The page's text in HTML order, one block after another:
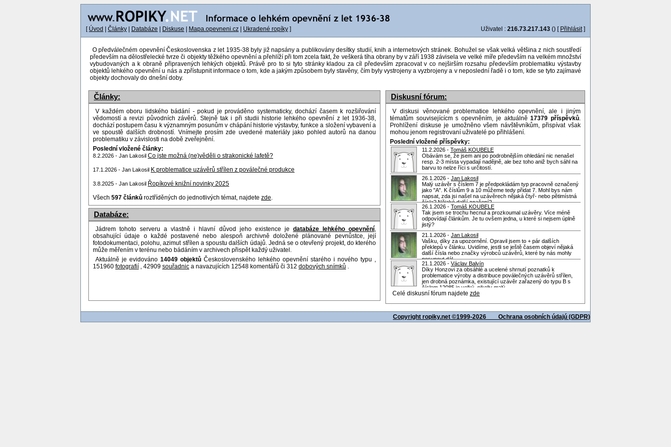
[ Úvod Články Databáze Diskuse Mapa.opevneni.cz Ukradené ropíky ] Uživatel : 216.73.217.143 () [ Přihlásit]
O předválečném opevnění Československa z let 1935-38 byly již napsány a publikovány desítky studií, knih a internetových stránek. Bohužel se však velká většina z nich soustředí
především na dělostřelecké tvrze či objekty těžkého opevnění a přehlíží při tom zcela fakt, že veškerá tíha obrany by v září 1938 závisela ve velké míře především na velkém množství
vybudovaných a k obraně připravených lehkých objektů. Právě pro to si tyto stránky kladou za cíl především zpracovat v co nejširším rozsahu především problematiku výstavby
objektů lehkého opevnění u nás a zpřístupnit informace o tom, kde a jakým způsobem byly stavěny, čím byly vystrojeny a vyzbrojeny a v neposlední řadě i o tom, kde se tyto zajímavé
objekty dochovaly do dnešní doby.
Diskusní fórum:
V diskusi věnované problematice lehkého opevnění, ale i jiným
tématům souvisejícícm s opevněním, je aktuálně17379 příspěvků.
Prohlížení diskuse je umožněno všem návštěvníkům, přispívat však
mohou jenom registrovaní uživatelé po přihlášení.
Poslední vložené příspěvky:
11.2.2026 - Tomáš KOUBELE
Obávám se, že jsem ani po podrobnějším ohledání nic nenašel
resp. 2-3 místa vypadají nadějně, ale bez toho aniž bych sáhl na
barvu to nelze říci s určitostí.
26.1.2026 - Jan Lakosil
Malý uzávěr s číslem 7 je předpokládám typ pracovně označený
jako "A". K číslům 9 a 10 můžeme tedy přidat 7. Mohl bys nám
napsat, zda jsi našel na uzávěrech nějaká čtyř- nebo pětimístná
čísla? Nějaké další značení?
26.1.2026 - Tomáš KOUBELE
Tak jsem se trochu hecnul a prozkoumal uzávěry. Více méně
odpovídají článkům. Je tu ovšem jedna, u které si nejsem úplně
jistý?
21.1.2026 - Jan Lakosil
Vašku, díky za upozornění. Opravil jsem to + pár dalších
překlepů v článku. Uvidíme, jestli se ještě časem objeví nějaká
další čísla nebo značky výrobců uzávěrů, které by nás mohly
posunout dál.
21.1.2026 - Václav Balvín
Díky Honzovi za obsáhlé a ucelené shrnutí poznatků k
problematice výroby a distribuce poválečných uzávěrů střílen,
jen drobná poznámka, existující uzávěr zařazený do typu B s
číslem 12085 je velký, nikoliv malý.
Celé diskusní fórum najdete zde
Články:
V každém oboru lidského bádání - pokud je prováděno systematicky, dochází časem k rozšiřování
vědomostí a revizi původních závěrů. Stejně tak i při studii historie lehkého opevnění z let 1936-38,
dochází postupem času k významným posunům v chápání historie výstavby, funkce a složení vybavení a
ve spoustě dalších drobností. Vnímejte prosím zde uvedené materiály jako pohled autorů na danou
problematiku v závislosti na době zveřejnění.
Poslední vložené články:
8.2.2026 - Jan Lakosil Co jste možná (ne)věděli o strakonické lafetě?
17.1.2026 - Jan Lakosil K problematice uzávěrů střílen z poválečné produkce
3.8.2025 - Jan Lakosil Řopíkové knižní novinky 2025
Všech 597 článků roztříděných do jednotlivých témat, najdete zde.
Databáze:
Jádrem tohoto serveru a vlastně i hlavní důvod jeho existence je databáze lehkého opevnění,
obsahující údaje o každé postavené nebo alespoň archivně doložené plánované pevnůstce, její
fotodokumentaci, polohu, azimut střílen a spoustu dalších údajů. Jedná se o otevřený projekt, do kterého
může měřením v terénu nebo bádáním v archivech přispět každý uživatel.
Aktuálně je evidováno 14049 objektů Československého lehkého opevnění starého i nového typu ,
151960 fotografií , 42909 souřadnic a navazujících 12548 komentářů či 312 dobových snímků .
Copyright ropiky.net ©1999-2026 Ochrana osobních údajú (GDPR)